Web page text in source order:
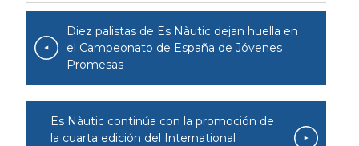
Diez palistas de Es Nàutic dejan huella en
el Campeonato de España de Jóvenes
Promesas
Es Nàutic continúa con la promoción de
la cuarta edición del International